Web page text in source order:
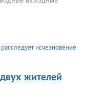
исчезновение
жителей